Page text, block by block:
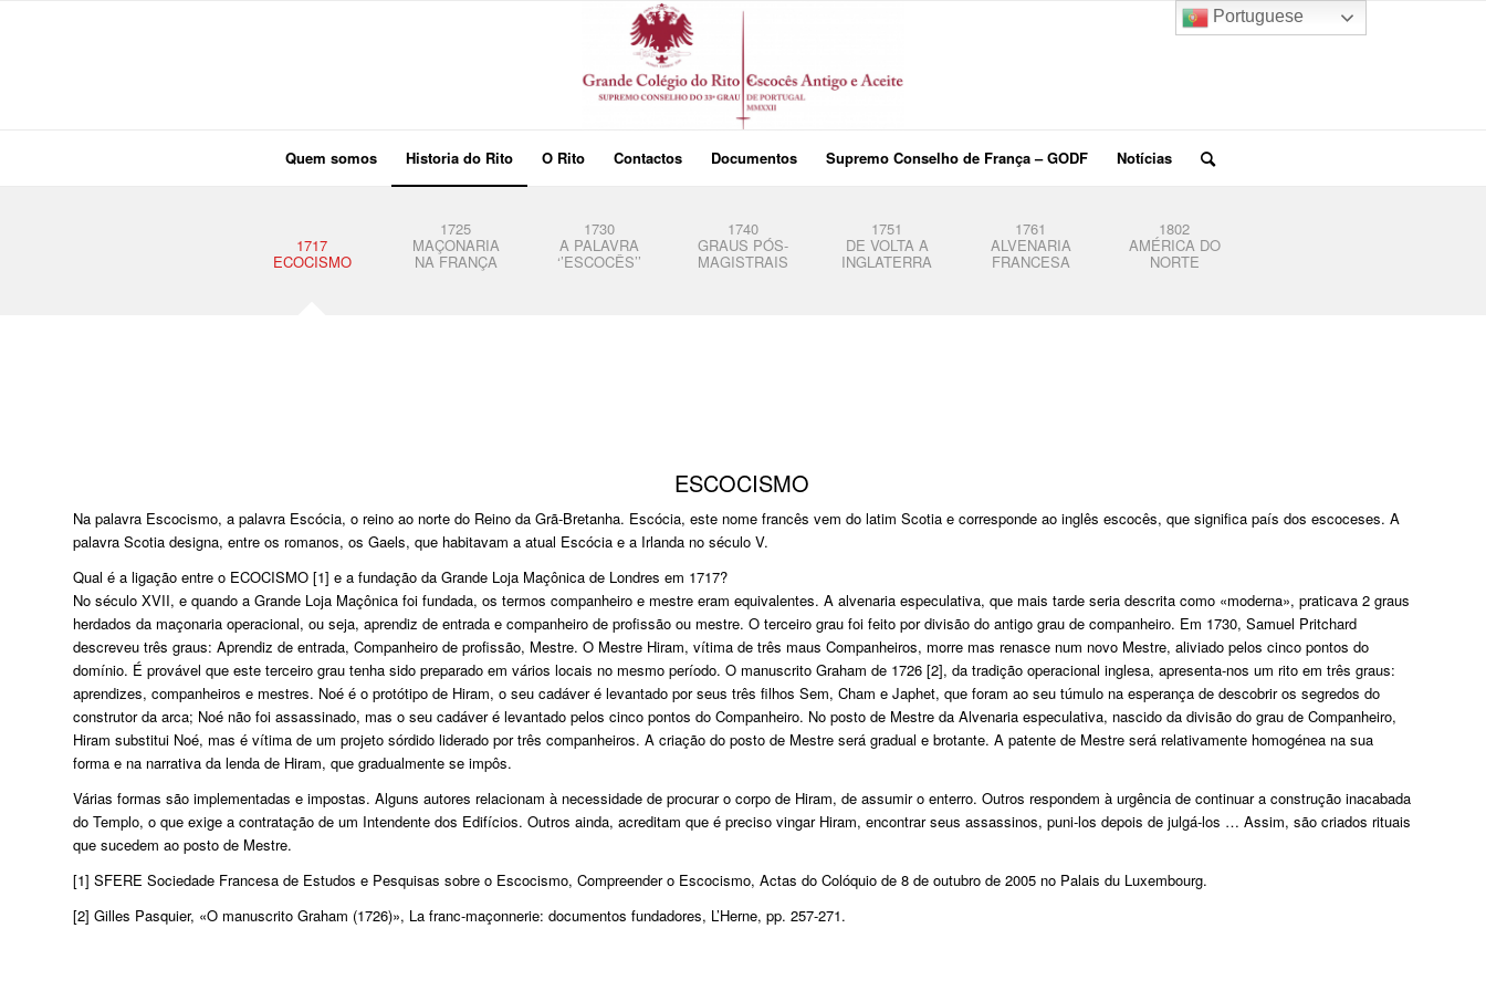
Quem somos Historia do Rito O Rito Contactos Documentos Supremo Conselho de França – GODF Notícias
1717
ECOCISMO
1725
MAÇONARIA
NA FRANÇA
1730
A PALAVRA
‘’ESCOCÊS’’
1740
GRAUS PÓS-
MAGISTRAIS
1751
DE VOLTA A
INGLATERRA
1761
ALVENARIA
FRANCESA
1802
AMÉRICA DO
NORTE
ESCOCISMO
Na palavra Escocismo, a palavra Escócia, o reino ao norte do Reino da Grã-Bretanha. Escócia, este nome francês vem do latim Scotia e corresponde ao inglês escocês, que significa país dos escoceses. A
palavra Scotia designa, entre os romanos, os Gaels, que habitavam a atual Escócia e a Irlanda no século V.
Qual é a ligação entre o ECOCISMO [1] e a fundação da Grande Loja Maçônica de Londres em 1717?
No século XVII, e quando a Grande Loja Maçônica foi fundada, os termos companheiro e mestre eram equivalentes. A alvenaria especulativa, que mais tarde seria descrita como «moderna», praticava 2 graus
herdados da maçonaria operacional, ou seja, aprendiz de entrada e companheiro de profissão ou mestre. O terceiro grau foi feito por divisão do antigo grau de companheiro. Em 1730, Samuel Pritchard
descreveu três graus: Aprendiz de entrada, Companheiro de profissão, Mestre. O Mestre Hiram, vítima de três maus Companheiros, morre mas renasce num novo Mestre, aliviado pelos cinco pontos do
domínio. É provável que este terceiro grau tenha sido preparado em vários locais no mesmo período. O manuscrito Graham de 1726 [2], da tradição operacional inglesa, apresenta-nos um rito em três graus:
aprendizes, companheiros e mestres. Noé é o protótipo de Hiram, o seu cadáver é levantado por seus três filhos Sem, Cham e Japhet, que foram ao seu túmulo na esperança de descobrir os segredos do
construtor da arca; Noé não foi assassinado, mas o seu cadáver é levantado pelos cinco pontos do Companheiro. No posto de Mestre da Alvenaria especulativa, nascido da divisão do grau de Companheiro,
Hiram substitui Noé, mas é vítima de um projeto sórdido liderado por três companheiros. A criação do posto de Mestre será gradual e brotante. A patente de Mestre será relativamente homogénea na sua
forma e na narrativa da lenda de Hiram, que gradualmente se impôs.
Várias formas são implementadas e impostas. Alguns autores relacionam à necessidade de procurar o corpo de Hiram, de assumir o enterro. Outros respondem à urgência de continuar a construção inacabada
do Templo, o que exige a contratação de um Intendente dos Edifícios. Outros ainda, acreditam que é preciso vingar Hiram, encontrar seus assassinos, puni-los depois de julgá-los … Assim, são criados rituais
que sucedem ao posto de Mestre.
[1] SFERE Sociedade Francesa de Estudos e Pesquisas sobre o Escocismo, Compreender o Escocismo, Actas do Colóquio de 8 de outubro de 2005 no Palais du Luxembourg.
[2] Gilles Pasquier, «O manuscrito Graham (1726)», La franc-maçonnerie: documentos fundadores, L’Herne, pp. 257-271.
Portuguese